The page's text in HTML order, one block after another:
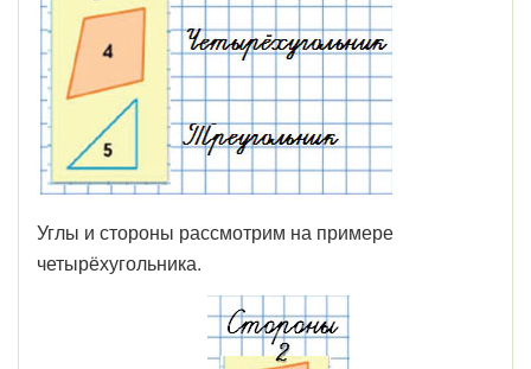
Углы и стороны рассмотрим на примере
четырёхугольника.